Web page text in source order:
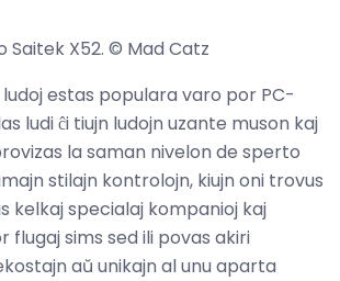
Saitek X52. © Mad Catz
ludoj estas populara varo por PC-
ludi ĉi tiujn ludojn uzante muson kaj
la saman nivelon de sperto
stilajn kontrolojn, kiujn oni trovus
kelkaj specialaj kompanioj kaj
flugaj sims sed ili povas akiri
aŭ unikajn al unu aparta